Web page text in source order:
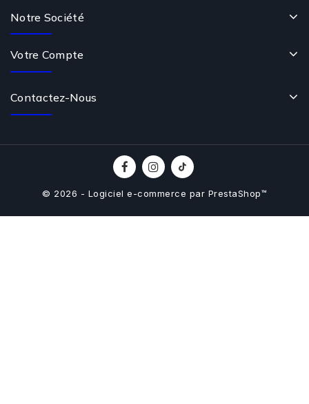
Notre Société
Votre Compte
Contactez-Nous
© 2026 - Logiciel e-commerce par PrestaShop™